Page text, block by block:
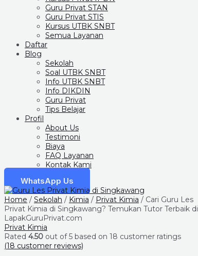
Guru Privat STAN
Guru Privat STIS
Kursus UTBK SNBT
Semua Layanan
Daftar
Blog
Sekolah
Soal UTBK SNBT
Info UTBK SNBT
Info DIKDIN
Guru Privat
Tips Belajar
Profil
About Us
Testimoni
Biaya
FAQ Layanan
Kontak Kami
WhatsApp Us
Home / Sekolah / Kimia / Privat Kimia / Cari Guru Les
Privat Kimia di Singkawang? Temukan Tutor Terbaik di
LapakGuruPrivat.com
Privat Kimia
Rated 4.50 out of 5 based on 18 customer ratings
(18 customer reviews)